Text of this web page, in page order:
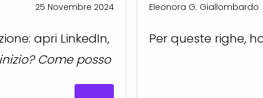
25 Novembre 2024
apri LinkedIn,
Come posso
Eleonora G. Giallombardo
Per queste righe,